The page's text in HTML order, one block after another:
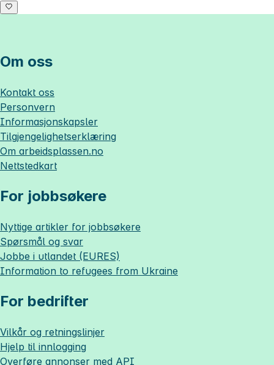
Om oss
Kontakt oss
Personvern
Informasjonskapsler
Tilgjengelighetserklæring
Om arbeidsplassen.no
Nettstedkart
For jobbsøkere
Nyttige artikler for jobbsøkere
Spørsmål og svar
Jobbe i utlandet (EURES)
Information to refugees from Ukraine
For bedrifter
Vilkår og retningslinjer
Hjelp til innlogging
Overføre annonser med API